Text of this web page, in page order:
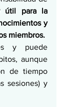
útil para la
y
miembros.
y puede
aunque
de tiempo
sesiones) y